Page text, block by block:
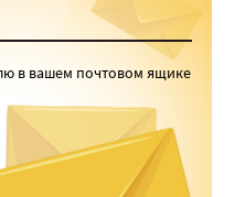
в вашем почтовом ящике